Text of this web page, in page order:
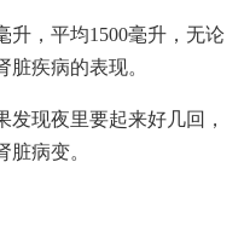
升，平均1500毫升，无论
疾病的表现。
现夜里要起来好几回，
病变。